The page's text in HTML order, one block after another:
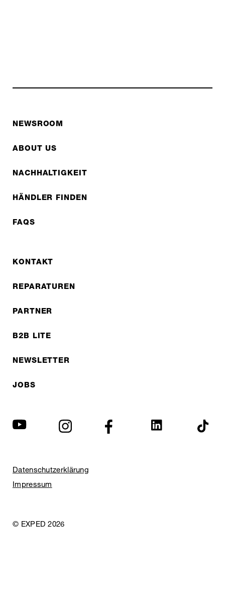
NEWSROOM
ABOUT US
NACHHALTIGKEIT
HÄNDLER FINDEN
FAQS
KONTAKT
REPARATUREN
PARTNER
B2B LITE
NEWSLETTER
JOBS
Datenschutzerklärung
Impressum
© EXPED 2026